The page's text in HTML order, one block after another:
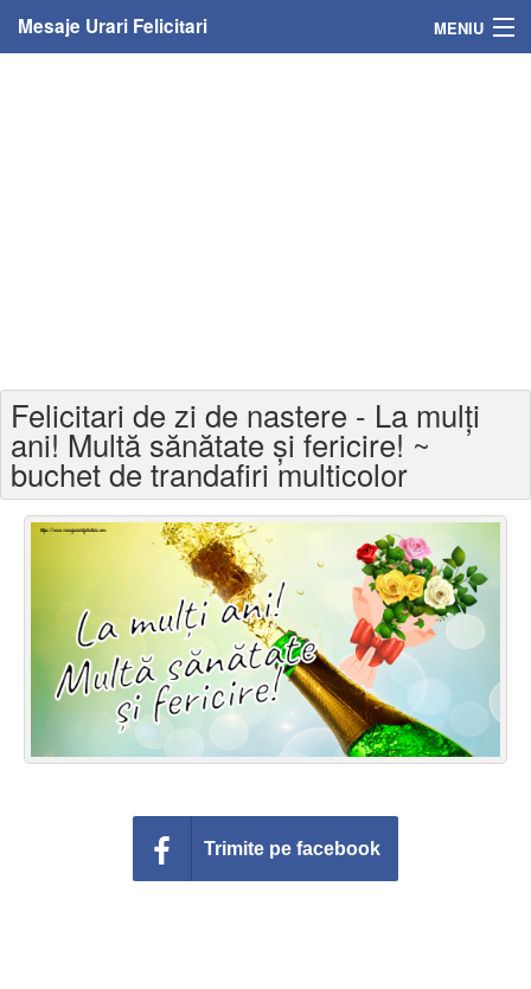
Mesaje Urari Felicitari MENIU
Felicitari varsta
Felicitari zilele anului
Felicitari zile saptamana
Felicitari muzicale personalizate
Felicitari animate
Invitatii personalizate
Felicitari de zi de nastere - La mulți
ani! Multă sănătate și fericire! ~
buchet de trandafiri multicolor
Trimite pe facebook